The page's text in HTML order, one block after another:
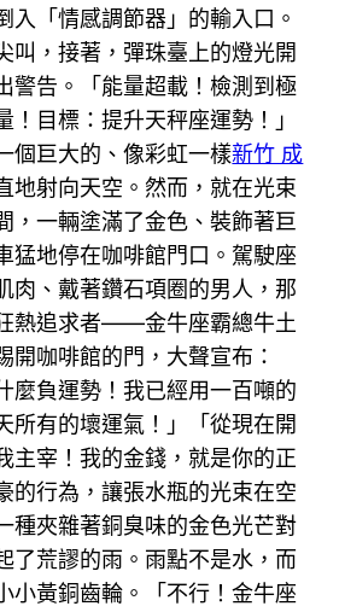
入「情感調節器」的輸入口。
叫，接著，彈珠臺上的燈光開
警告。「能量超載！檢測到極
！目標：提升天秤座運勢！」
個巨大的、像彩虹一樣新竹 成
地射向天空。然而，就在光束
，一輛塗滿了金色、裝飾著巨
猛地停在咖啡館門口。駕駛座
肉、戴著鑽石項圈的男人，那
熱追求者——金牛座霸總牛土
開咖啡館的門，大聲宣布：
麼負運勢！我已經用一百噸的
所有的壞運氣！」「從現在開
主宰！我的金錢，就是你的正
的行為，讓張水瓶的光束在空
種夾雜著銅臭味的金色光芒對
了荒謬的雨。雨點不是水，而
小黃銅齒輪。「不行！金牛座